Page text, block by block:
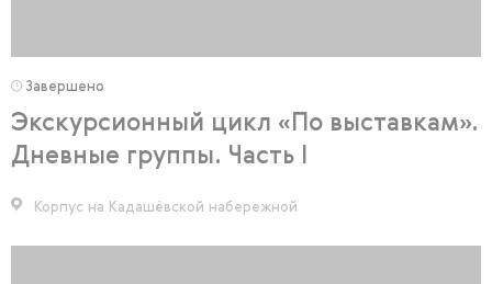
Завершено
Экскурсионный цикл «По выставкам».
Дневные группы. Часть I
Корпус на Кадашёвской набережной